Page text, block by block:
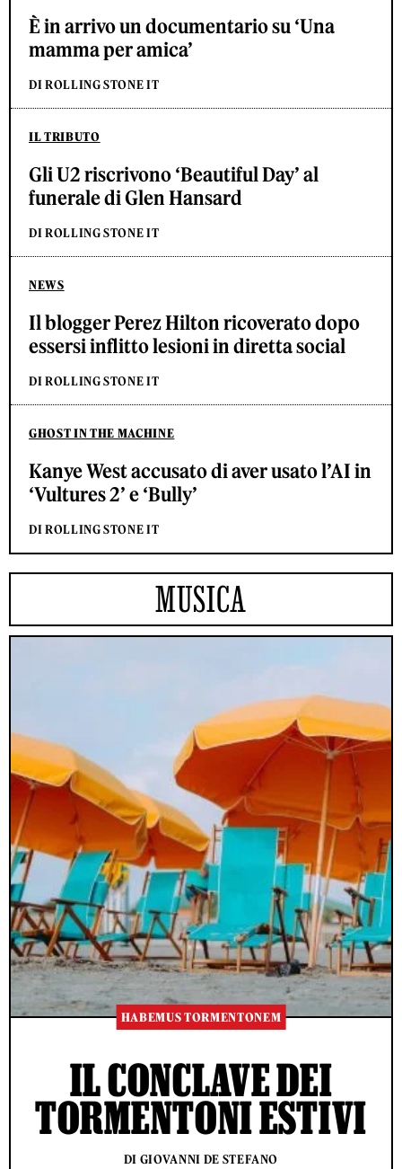
È in arrivo un documentario su ‘Una
mamma per amica’
DI ROLLING STONE IT
IL TRIBUTO
Gli U2 riscrivono ‘Beautiful Day’ al
funerale di Glen Hansard
DI ROLLING STONE IT
NEWS
Il blogger Perez Hilton ricoverato dopo
essersi inflitto lesioni in diretta social
DI ROLLING STONE IT
GHOST IN THE MACHINE
Kanye West accusato di aver usato l’AI in
‘Vultures 2’ e ‘Bully’
DI ROLLING STONE IT
MUSICA
HABEMUS TORMENTONEM
IL CONCLAVE DEI
TORMENTONI ESTIVI
DI GIOVANNI DE STEFANO